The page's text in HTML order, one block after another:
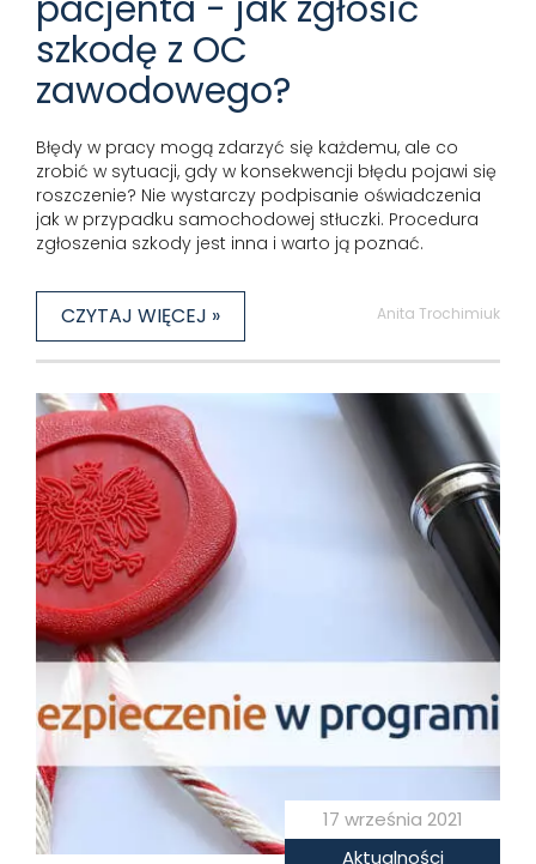
szkodę z OC
zawodowego?
Błędy w pracy mogą zdarzyć się każdemu, ale co
zrobić w sytuacji, gdy w konsekwencji błędu pojawi się
roszczenie? Nie wystarczy podpisanie oświadczenia
jak w przypadku samochodowej stłuczki. Procedura
zgłoszenia szkody jest inna i warto ją poznać.
CZYTAJ WIĘCEJ » Anita Trochimiuk
17 września 2021
Aktualności